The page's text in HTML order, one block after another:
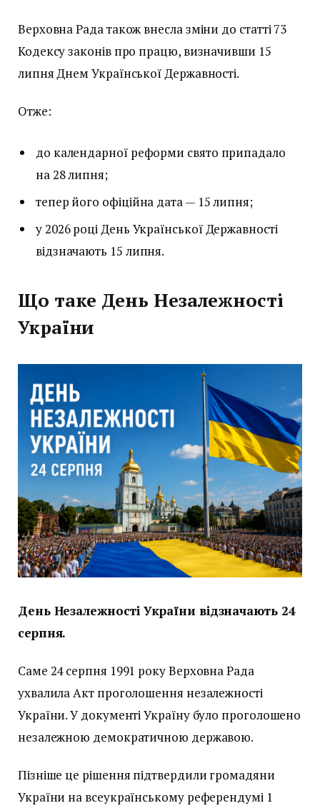
Верховна Рада також внесла зміни до статті 73
Кодексу законів про працю, визначивши 15
липня Днем Української Державності.
Отже:
до календарної реформи свято припадало
на 28 липня;
тепер його офіційна дата — 15 липня;
у 2026 році День Української Державності
відзначають 15 липня.
Що таке День Незалежності
України
День Незалежності України відзначають 24
серпня.
Саме 24 серпня 1991 року Верховна Рада
ухвалила Акт проголошення незалежності
України. У документі Україну було проголошено
незалежною демократичною державою.
Пізніше це рішення підтвердили громадяни
України на всеукраїнському референдумі 1